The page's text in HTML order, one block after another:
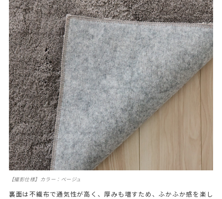
【撮影仕様】カラー：ベージュ
裏面は不織布で通気性が高く、厚みも増すため、ふかふか感を楽し